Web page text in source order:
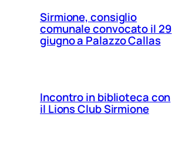
Sirmione, consiglio
comunale convocato il 29
giugno a Palazzo Callas
Incontro in biblioteca con
il Lions Club Sirmione